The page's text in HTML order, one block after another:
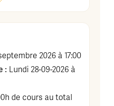
2026 à 17:00
: Lundi 28-09-2026 à
de cours au total